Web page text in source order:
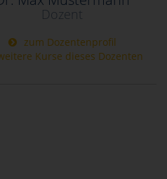
Dozent
zum Dozentenprofil
Kurse dieses Dozenten